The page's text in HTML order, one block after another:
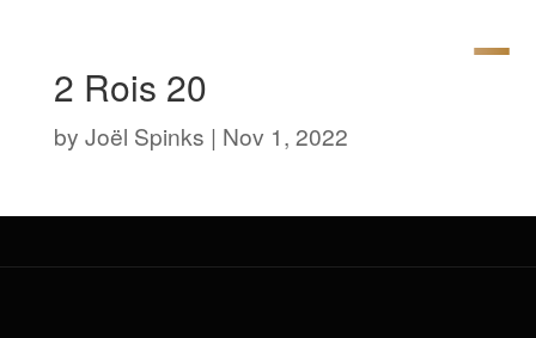
2 Rois 20
by Joël Spinks | Nov 1, 2022